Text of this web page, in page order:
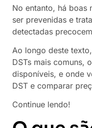
No entanto, há boas
ser prevenidas e
detectadas
Ao longo deste
DSTs mais comuns,
disponíveis, e onde
DST e comparar
Continue lendo!